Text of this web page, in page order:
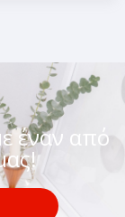
έναν από